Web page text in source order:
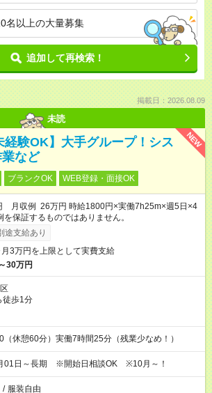
名以上の大量募集
追加して再検索！
掲載日：2026.08.09
未読
NEW
経験OK】大手グループ！シス
など
ブランクOK WEB登録・面接OK
月収例 26万円 時給1800円×実働7h25m×週5日×4
保証するものではありません。
途支給あり
月3万円を上限として実費支給
30万円
徒歩1分
休憩60分）実働7時間25分（残業少なめ！）
01日～長期 ※開始日相談OK ※10月～！
/ 服装自由